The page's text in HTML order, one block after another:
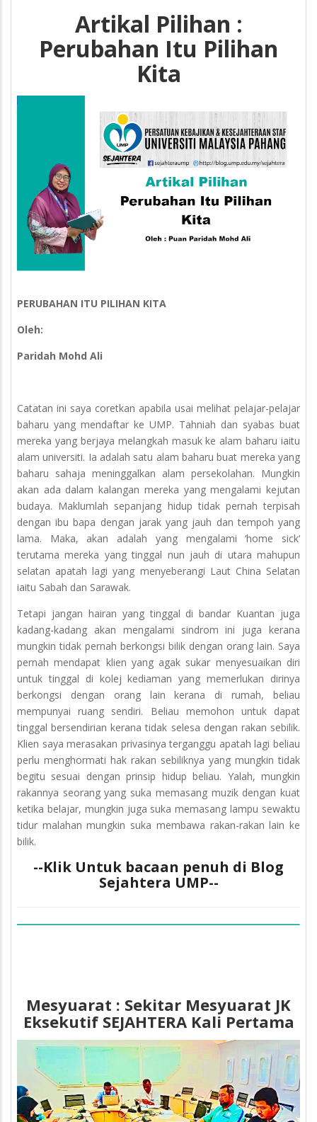
Artikal Pilihan :
Perubahan Itu Pilihan
Kita
PERUBAHAN ITU PILIHAN KITA
Oleh:
Paridah Mohd Ali
Catatan ini saya coretkan apabila usai melihat pelajar-pelajar
baharu yang mendaftar ke UMP. Tahniah dan syabas buat
mereka yang berjaya melangkah masuk ke alam baharu iaitu
alam universiti. Ia adalah satu alam baharu buat mereka yang
baharu sahaja meninggalkan alam persekolahan. Mungkin
akan ada dalam kalangan mereka yang mengalami kejutan
budaya. Maklumlah sepanjang hidup tidak pernah terpisah
dengan ibu bapa dengan jarak yang jauh dan tempoh yang
lama. Maka, akan adalah yang mengalami ‘home sick‘
terutama mereka yang tinggal nun jauh di utara mahupun
selatan apatah lagi yang menyeberangi Laut China Selatan
iaitu Sabah dan Sarawak.
Tetapi jangan hairan yang tinggal di bandar Kuantan juga
kadang-kadang akan mengalami sindrom ini juga kerana
mungkin tidak pernah berkongsi bilik dengan orang lain. Saya
pernah mendapat klien yang agak sukar menyesuaikan diri
untuk tinggal di kolej kediaman yang memerlukan dirinya
berkongsi dengan orang lain kerana di rumah, beliau
mempunyai ruang sendiri. Beliau memohon untuk dapat
tinggal bersendirian kerana tidak selesa dengan rakan sebilik.
Klien saya merasakan privasinya terganggu apatah lagi beliau
perlu menghormati hak rakan sebiliknya yang mungkin tidak
begitu sesuai dengan prinsip hidup beliau. Yalah, mungkin
rakannya seorang yang suka memasang muzik dengan kuat
ketika belajar, mungkin juga suka memasang lampu sewaktu
tidur malahan mungkin suka membawa rakan-rakan lain ke
bilik.
--Klik Untuk bacaan penuh di Blog
Sejahtera UMP--
Mesyuarat : Sekitar Mesyuarat JK
Eksekutif SEJAHTERA Kali Pertama